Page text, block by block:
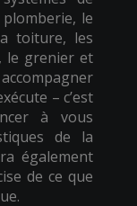
le
toiture, les
le grenier et
– c’est
à vous
de la
également
de ce que